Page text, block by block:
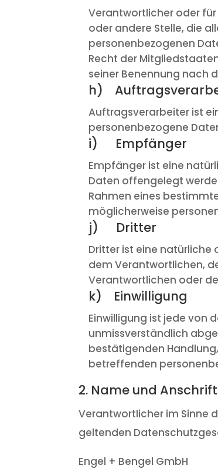
Verantwortlicher oder
oder andere Stelle, die
personenbezogenen
Recht der
seiner Benennung nach
h)
Auftragsverarbeiter ist
personenbezogene
i) Empfänger
Empfänger ist eine
Daten offengelegt
Rahmen eines
möglicherweise
j) Dritter
Dritter ist eine natürliche
dem Verantwortlichen,
Verantwortlichen oder
k) Einwilligung
Einwilligung ist jede von
unmissverständlich
bestätigenden
betreffenden
2. Name und
Verantwortlicher im Sinne
geltenden
Engel + Bengel GmbH